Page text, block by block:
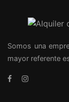
Somos una
mayor referente